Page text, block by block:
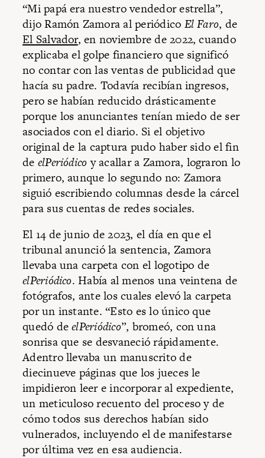
“Mi papá era nuestro vendedor estrella”,
dijo Ramón Zamora al periódico El Faro, de
El Salvador, en noviembre de 2022, cuando
explicaba el golpe financiero que significó
no contar con las ventas de publicidad que
hacía su padre. Todavía recibían ingresos,
pero se habían reducido drásticamente
porque los anunciantes tenían miedo de ser
asociados con el diario. Si el objetivo
original de la captura pudo haber sido el fin
de elPeriódico y acallar a Zamora, lograron lo
primero, aunque lo segundo no: Zamora
siguió escribiendo columnas desde la cárcel
para sus cuentas de redes sociales.
El 14 de junio de 2023, el día en que el
tribunal anunció la sentencia, Zamora
llevaba una carpeta con el logotipo de
elPeriódico. Había al menos una veintena de
fotógrafos, ante los cuales elevó la carpeta
por un instante. “Esto es lo único que
quedó deelPeriódico”, bromeó, con una
sonrisa que se desvaneció rápidamente.
Adentro llevaba un manuscrito de
diecinueve páginas que los jueces le
impidieron leer e incorporar al expediente,
un meticuloso recuento del proceso y de
cómo todos sus derechos habían sido
vulnerados, incluyendo el de manifestarse
por última vez en esa audiencia.